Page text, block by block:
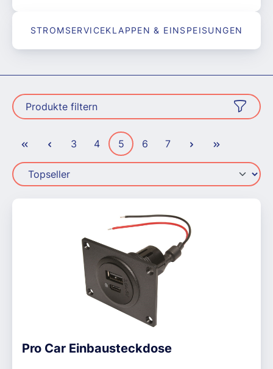
STROMSERVICEKLAPPEN & EINSPEISUNGEN
Produkte filtern
Seite
3 Seite
4 Seite
5 Seite
6 Seite
7
Pro Car Einbausteckdose